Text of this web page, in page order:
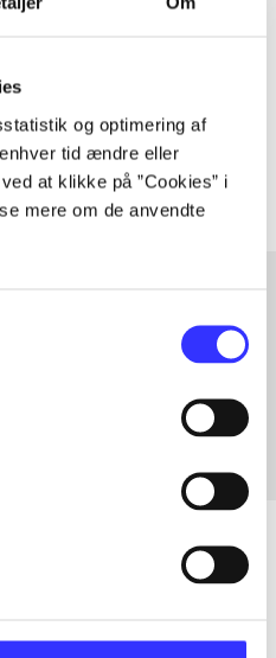
og optimering af
tid ændre eller
at klikke på ”Cookies” i
mere om de anvendte
på udgivelser